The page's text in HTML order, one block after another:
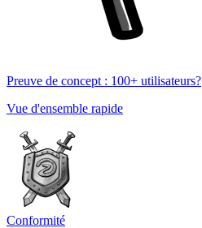
Preuve de concept : 100+ utilisateurs?
Vue d'ensemble rapide
Conformité